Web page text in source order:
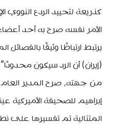
كذريعة لتحييد الردع
الأمر نفسه صرح به أحد
يرتبط ارتباطًا وثيقًا بالفصائل
(إيران) أن الرد سيكون
من جهته، صرح المدير
إبراهيم للصحيفة الأميركية
المتتالية تم تفسيرها